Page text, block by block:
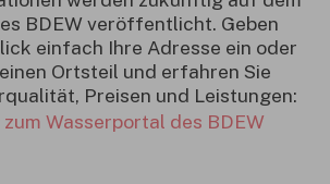
BDEW veröffentlicht. Geben
einfach Ihre Adresse ein oder
Ortsteil und erfahren Sie
Preisen und Leistungen:
Wasserportal des BDEW